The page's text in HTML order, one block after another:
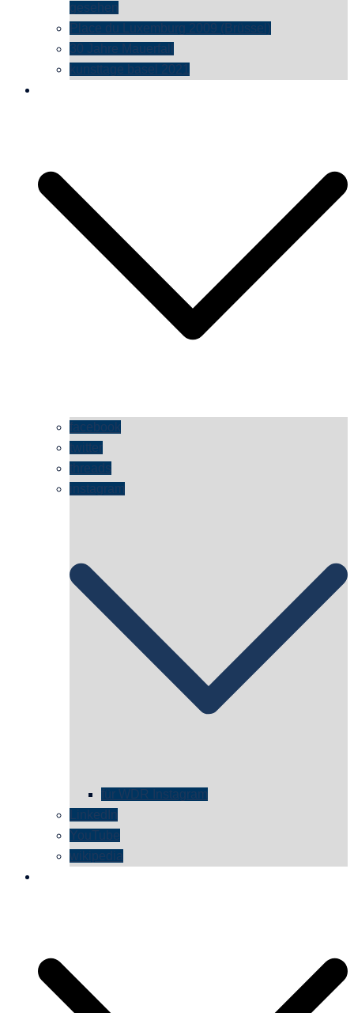
gesehen
Place du Luxemburg 2009 (Brüssel)
30 Jahre Mauerfall
kunsttage basel 2021
facebook
twitter
threads
instagram
für WDR Instagram
LinkedIn
YouTube
wikipedia